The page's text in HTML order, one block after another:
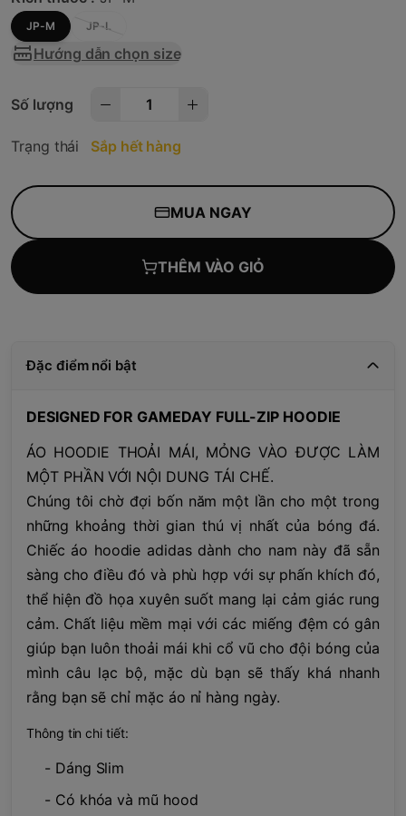
JP-M JP-L
Hướng dẫn chọn size
Số lượng
Trạng thái Sắp hết hàng
MUA NGAY
THÊM VÀO GIỎ
Đặc điểm nổi bật
DESIGNED FOR GAMEDAY FULL-ZIP HOODIE
ÁO HOODIE THOẢI MÁI, MỎNG VÀO ĐƯỢC LÀM
MỘT PHẦN VỚI NỘI DUNG TÁI CHẾ.
Chúng tôi chờ đợi bốn năm một lần cho một trong
những khoảng thời gian thú vị nhất của bóng đá.
Chiếc áo hoodie adidas dành cho nam này đã sẵn
sàng cho điều đó và phù hợp với sự phấn khích đó,
thể hiện đồ họa xuyên suốt mang lại cảm giác rung
cảm. Chất liệu mềm mại với các miếng đệm có gân
giúp bạn luôn thoải mái khi cổ vũ cho đội bóng của
mình câu lạc bộ, mặc dù bạn sẽ thấy khá nhanh
rằng bạn sẽ chỉ mặc áo nỉ hàng ngày.
Thông tin chi tiết:
- Dáng Slim
- Có khóa và mũ hood